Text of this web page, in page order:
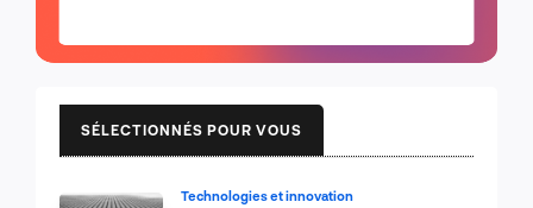
SÉLECTIONNÉS POUR VOUS
Technologies et innovation